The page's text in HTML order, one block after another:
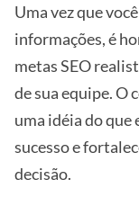
Uma vez que
informações, é
metas SEO
de sua equipe. O
uma idéia do que
sucesso e
decisão.